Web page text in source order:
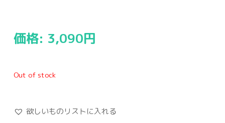
価格: 3,090円
Out of stock
欲しいものリストに入れる